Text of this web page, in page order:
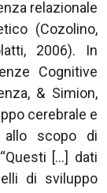
relazionale
(Cozolino,
2006). In
Cognitive
& Simion,
cerebrale e
scopo di
[…] dati
di sviluppo